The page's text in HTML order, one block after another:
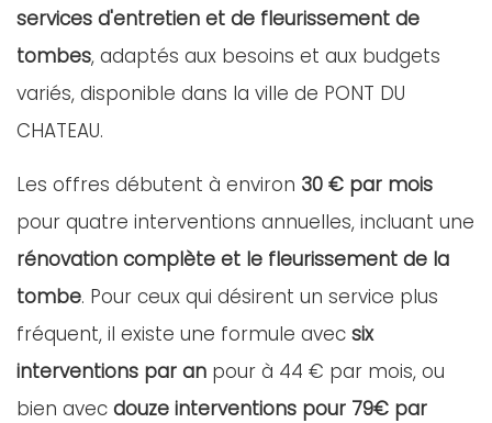
services d'entretien et de fleurissement de
tombes, adaptés aux besoins et aux budgets
variés, disponible dans la ville de PONT DU
CHATEAU.
Les offres débutent à environ 30 € par mois
pour quatre interventions annuelles, incluant une
rénovation complète et le fleurissement de la
tombe. Pour ceux qui désirent un service plus
fréquent, il existe une formule avec six
interventions par an pour à 44 € par mois, ou
bien avec douze interventions pour 79€ par